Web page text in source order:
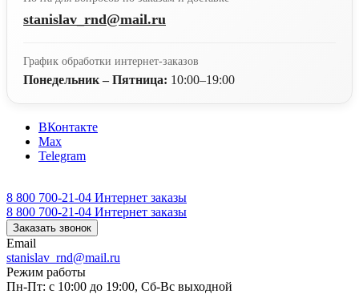
stanislav_rnd@mail.ru
График обработки интернет-заказов
Понедельник – Пятница: 10:00–19:00
ВКонтакте
Max
Telegram
8 800 700-21-04 Интернет заказы
8 800 700-21-04 Интернет заказы
Заказать звонок
Email
stanislav_rnd@mail.ru
Режим работы
Пн-Пт: с 10:00 до 19:00, Сб-Вс выходной